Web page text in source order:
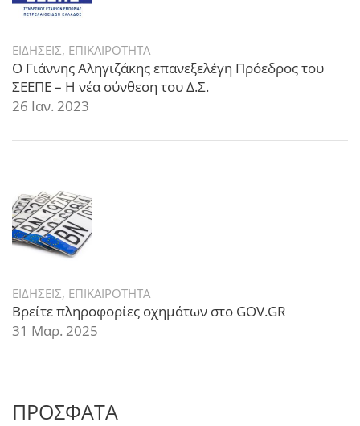
ΕΙΔΗΣΕΙΣ, ΕΠΙΚΑΙΡΟΤΗΤΑ
Ο Γιάννης Αληγιζάκης επανεξελέγη Πρόεδρος του
ΣΕΕΠΕ – Η νέα σύνθεση του Δ.Σ.
26 Ιαν. 2023
ΕΙΔΗΣΕΙΣ, ΕΠΙΚΑΙΡΟΤΗΤΑ
Βρείτε πληροφορίες οχημάτων στο GOV.GR
31 Μαρ. 2025
ΠΡΟΣΦΑΤΑ